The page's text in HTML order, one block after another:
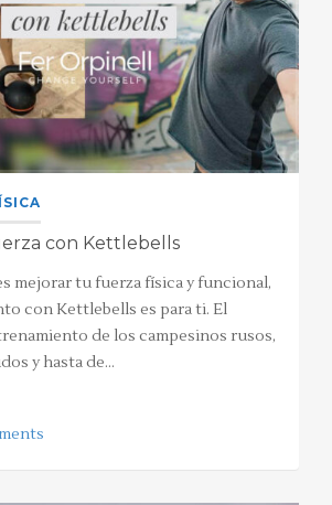
con Kettlebells
mejorar tu fuerza física y funcional,
con Kettlebells es para ti. El
de los campesinos rusos,
y hasta de…